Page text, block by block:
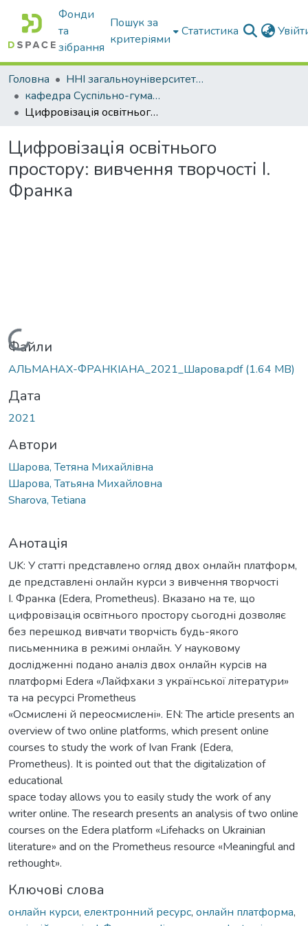
Фонди
та
зібрання
Пошук за
критеріями
Статистика
Головна
ННІ загальноуніверситетської підготовки
кафедра Суспільно-гуманітарні науки
Цифровізація освітнього простору: вивчення творчості І. Франка
Цифровізація освітнього
простору: вивчення творчості І.
Франка
Вантажиться...
Файли
АЛЬМАНАХ-ФРАНКІАНА_2021_Шарова.pdf(1.64 MB)
Дата
2021
Автори
Шарова, Тетяна Михайлівна
Шарова, Татьяна Михайловна
Sharova, Tetiana
Анотація
UK: У статті представлено огляд двох онлайн платформ,
де представлені онлайн курси з вивчення творчості
І. Франка (Edera, Prometheus). Вказано на те, що
цифровізація освітнього простору сьогодні дозволяє
без перешкод вивчати творчість будь-якого
письменника в режимі онлайн. У науковому
дослідженні подано аналіз двох онлайн курсів на
платформі Edera «Лайфхаки з української літератури»
та на ресурсі Prometheus
«Осмислені й переосмислені». EN: The article presents an
overview of two online platforms, which present online
courses to study the work of Ivan Frank (Edera,
Prometheus). It is pointed out that the digitalization of
educational
space today allows you to easily study the work of any
writer online. The research presents an analysis of two online
courses on the Edera platform «Lifehacks on Ukrainian
literature» and on the Prometheus resource «Meaningful and
rethought».
Ключові слова
онлайн курси, електронний ресурс, онлайн платформа,